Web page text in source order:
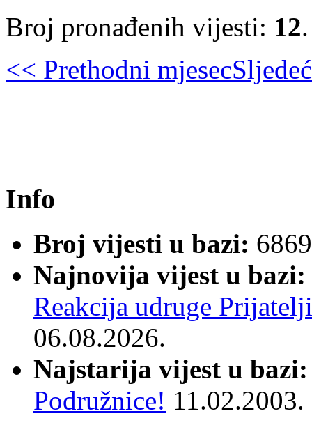
Broj pronađenih vijesti: 12.
<< Prethodni mjesec
Info
Broj vijesti u bazi: 6869
Najnovija vijest u bazi:
Reakcija udruge
06.08.2026.
Najstarija vijest u bazi:
Podružnice! 11.02.2003.